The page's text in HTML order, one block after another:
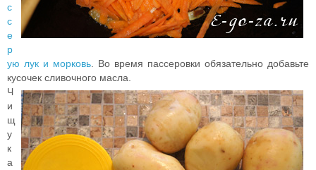
с
с
е
р
ую лук и морковь . Во время пассеровки обязательно добавьте
кусочек сливочного масла.
Ч
и
щ
у
к
а